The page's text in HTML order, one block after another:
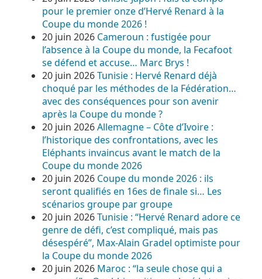
pour le premier onze d’Hervé Renard à la
Coupe du monde 2026 !
20 juin 2026 Cameroun : fustigée pour
l’absence à la Coupe du monde, la Fecafoot
se défend et accuse… Marc Brys !
20 juin 2026Tunisie : Hervé Renard déjà
choqué par les méthodes de la Fédération…
avec des conséquences pour son avenir
après la Coupe du monde ?
20 juin 2026Allemagne – Côte d’Ivoire :
l’historique des confrontations, avec les
Eléphants invaincus avant le match de la
Coupe du monde 2026
20 juin 2026 Coupe du monde 2026 : ils
seront qualifiés en 16es de finale si… Les
scénarios groupe par groupe
20 juin 2026Tunisie : “Hervé Renard adore ce
genre de défi, c’est compliqué, mais pas
désespéré”, Max-Alain Gradel optimiste pour
la Coupe du monde 2026
20 juin 2026 Maroc : “la seule chose qui a